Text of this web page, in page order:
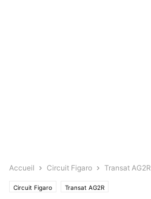
Accueil Circuit Figaro Transat AG2R
Circuit Figaro Transat AG2R